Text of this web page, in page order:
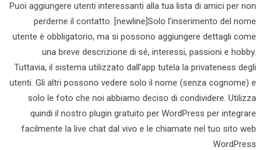
Puoi aggiungere utenti interessanti alla tua lista di amici per non
perderne il contatto. [newline]Solo l’inserimento del nome
utente è obbligatorio, ma si possono aggiungere dettagli come
una breve descrizione di sé, interessi, passioni e hobby.
Tuttavia, il sistema utilizzato dall’app tutela la privateness degli
utenti. Gli altri possono vedere solo il nome (senza cognome) e
solo le foto che noi abbiamo deciso di condividere. Utilizza
quindi il nostro plugin gratuito per WordPress per integrare
facilmente la live chat dal vivo e le chiamate nel tuo sito web
WordPress.